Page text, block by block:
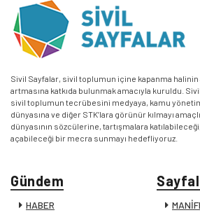
Sivil Sayfalar, sivil toplumun içine kapanma halinin
artmasına katkıda bulunmak amacıyla kuruldu.
sivil toplumun tecrübesini medyaya, kamu
dünyasına ve diğer STK’lara görünür kılmayı
dünyasının sözcülerine, tartışmalara
açabileceği bir mecra sunmayı hedefliyoruz.
Gündem
HABER